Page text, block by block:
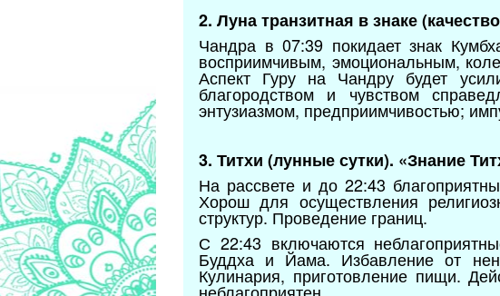
2. Луна транзитная в знаке
Чандра в 07:39 покидает знак
восприимчивым, эмоциональным,
Аспект Гуру на Чандру будет
благородством и чувством
энтузиазмом, предприимчивостью;
3. Титхи (лунные сутки). «Знание
На рассвете и до 22:43
Хорош для осуществления
структур. Проведение границ.
С 22:43 включаются
Буддха и Йама. Избавление от
Кулинария, приготовление пищи.